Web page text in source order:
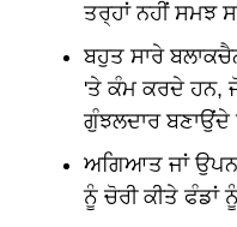
ਤਰ੍ਹਾਂ ਨਹੀਂ ਸਮਝ
ਬਹੁਤ ਸਾਰੇ
'ਤੇ ਕੰਮ ਕਰਦੇ ਹਨ,
ਗੁੰਝਲਦਾਰ ਬਣਾਉਂਦੇ
ਅਗਿਆਤ ਜਾਂ
ਨੂੰ ਚੋਰੀ ਕੀਤੇ ਫੰਡਾਂ